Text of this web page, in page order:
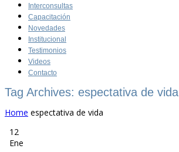
Interconsultas
Capacitación
Novedades
Institucional
Testimonios
Videos
Contacto
Tag Archives: espectativa de vida
Home espectativa de vida
12
Ene